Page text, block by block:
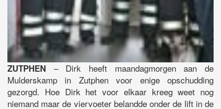
ZUTPHEN – Dirk heeft maandagmorgen aan de
Mulderskamp in Zutphen voor enige opschudding
gezorgd. Hoe Dirk het voor elkaar kreeg weet nog
niemand maar de viervoeter belandde onder de lift in de